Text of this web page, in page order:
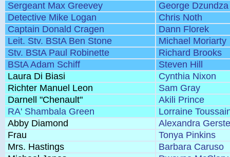
Sergeant Max Greevey
George Dzundza
Detective Mike Logan
Chris Noth
Captain Donald Cragen
Dann Florek
Leit. Stv. BStA Ben Stone
Michael Moriarty
Stv. BStA Paul Robinette
Richard Brooks
BStA Adam Schiff
Steven Hill
Laura Di Biasi
Cynthia Nixon
Richter Manuel Leon
Sam Gray
Darnell "Chenault"
Akili Prince
RA' Shambala Green
Lorraine
Abby Diamond
Alexandra
Frau
Tonya Pinkins
Mrs. Hastings
Barbara Caruso